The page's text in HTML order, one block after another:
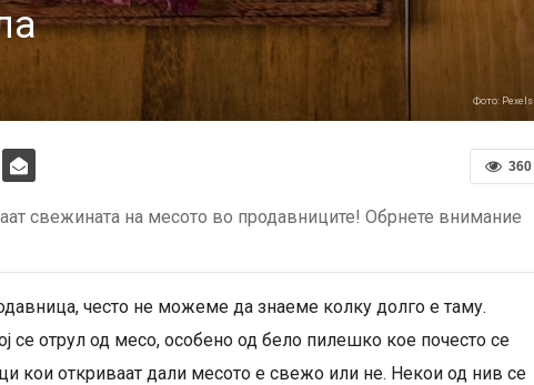
Фото: Pexels
360
свежината на месото во продавниците! Обрнете внимание
често не можеме да знаеме колку долго е таму.
отрул од месо, особено од бело пилешко кое почесто се
кои откриваат дали месото е свежо или не. Некои од нив се